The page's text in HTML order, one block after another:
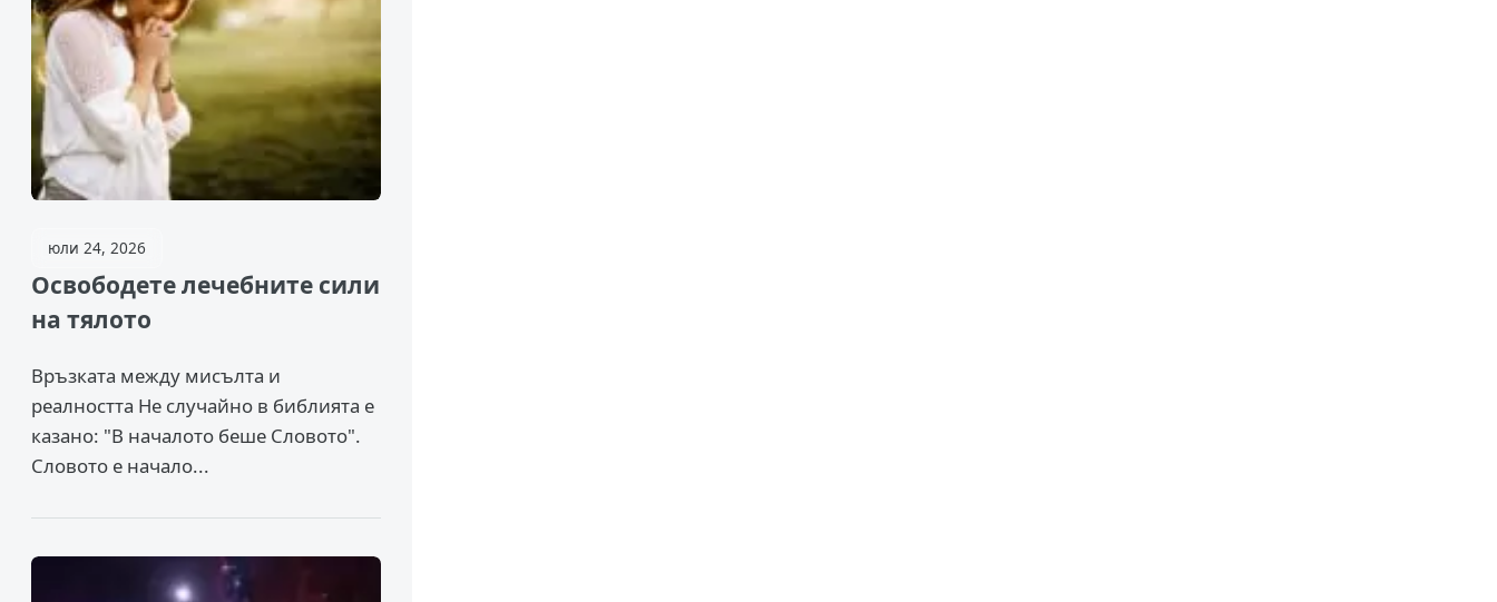
юли 24, 2026
Освободете лечебните сили
на тялото
Връзката между мисълта и
реалността Не случайно в библията е
казано: "В началото беше Словото".
Словото е начало...